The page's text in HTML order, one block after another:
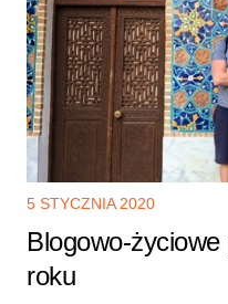
5 STYCZNIA 2020
Blogowo-
roku